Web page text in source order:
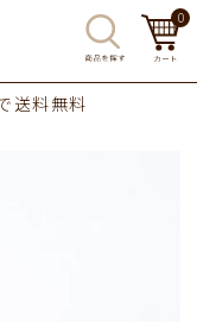
0
送料無料